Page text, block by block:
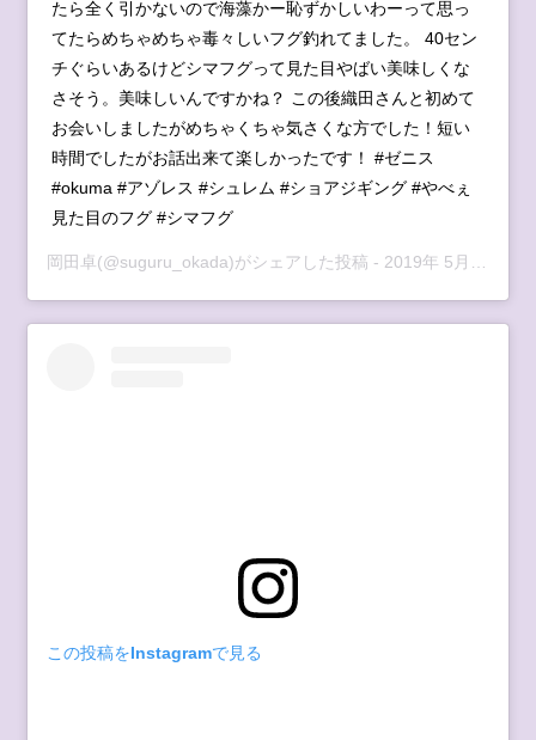
たら全く引かないので海藻かー恥ずかしいわーって思っ
てたらめちゃめちゃ毒々しいフグ釣れてました。 40セン
チぐらいあるけどシマフグって見た目やばい美味しくな
さそう。美味しいんですかね？ この後織田さんと初めて
お会いしましたがめちゃくちゃ気さくな方でした！短い
時間でしたがお話出来て楽しかったです！ #ゼニス
#okuma #アゾレス #シュレム #ショアジギング #やべぇ
見た目のフグ #シマフグ
岡田卓(@suguru_okada)がシェアした投稿 - 2019年 5月月27日午前12時24分PDT
この投稿をInstagramで見る